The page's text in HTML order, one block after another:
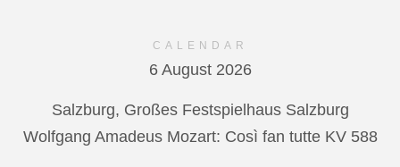
CALENDAR
6 August 2026
Salzburg, Großes Festspielhaus Salzburg
Wolfgang Amadeus Mozart: Così fan tutte KV 588